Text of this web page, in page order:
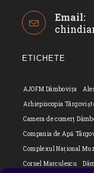
in
your
Email:
ETICHETE
AJOFM Dâmbovița
Arhiepiscopia
Camera de comerț
Compania de Apă
Complexul Național
Cornel Marculescu